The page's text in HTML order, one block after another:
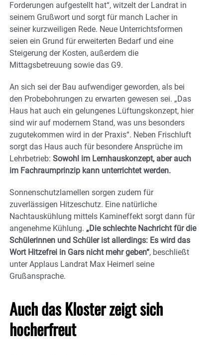
Forderungen aufgestellt hat“, witzelt der Landrat in
seinem Grußwort und sorgt für manch Lacher in
seiner kurzweiligen Rede. Neue Unterrichtsformen
seien ein Grund für erweiterten Bedarf und eine
Steigerung der Kosten, außerdem die
Mittagsbetreuung sowie das G9.
An sich sei der Bau aufwendiger geworden, als bei
den Probebohrungen zu erwarten gewesen sei. „Das
Haus hat auch ein gelungenes Lüftungskonzept, hier
sind wir auf modernem Stand, was uns besonders
zugutekommen wird in der Praxis“. Neben Frischluft
sorgt das Haus auch für besondere Ansprüche im
Lehrbetrieb: Sowohl im Lernhauskonzept, aber auch
im Fachraumprinzip kann unterrichtet werden.
Sonnenschutzlamellen sorgen zudem für
zuverlässigen Hitzeschutz. Eine natürliche
Nachtauskühlung mittels Kamineffekt sorgt dann für
angenehme Kühlung. „Die schlechte Nachricht für die
Schülerinnen und Schüler ist allerdings: Es wird das
Wort Hitzefrei in Gars nicht mehr geben“, beschließt
unter Applaus Landrat Max Heimerl seine
Grußansprache.
Auch das Kloster zeigt sich
hocherfreut